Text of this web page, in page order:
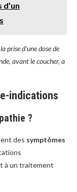
prise d’une dose de
avant le coucher, a
indications
?
des symptômes
à un traitement